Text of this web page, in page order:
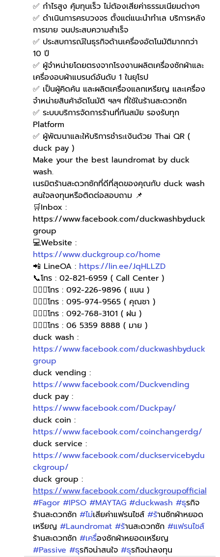
✅ กำไรสูง คุ้มทุนเร็ว ไม่ต้องเสียค่าธรรมเนียมต่างๆ
✅ ดำเนินการครบวงจร ตั้งแต่แนะนำทำเล บริการหลัง
การขาย จนประสบความสำเร็จ
✅ ประสบการณ์ในธุรกิจด้านเครื่องอัตโนมัติมากกว่า
10 ปี
✅ ผู้จำหน่ายโดยตรงจากโรงงานผลิตเครื่องซักผ้าและ
เครื่องอบผ้าแบรนด์อันดับ 1 ในยุโรป
✅ เป็นผู้คิดค้น และผลิตเครื่องแลกเหรียญ และเครื่อง
จำหน่ายสินค้าอัตโนมัติ ฯลฯ ที่ใช้ในร้านสะดวกซัก
✅ ระบบบริการจัดการร้านที่ทันสมัย รองรับทุก
Platform
✅ ผู้พัฒนาและให้บริการชำระเงินด้วย Thai QR (
duck pay )
Make your the best laundromat by duck
wash.
เนรมิตร้านสะดวกซักที่ดีที่สุดของคุณกับ duck wash
สนใจลงทุนหรือติดต่อสอบถาม 📌
🛒Inbox :
https://www.facebook.com/duckwashbyduck
group
💻Website :
https://www.duckgroup.co/home
📲 LineOA : https://lin.ee/JqHLLZD
📞โทร : 02-821-6959 ( Call Center )
🙋🏻‍♀️โทร : 092-226-9896 ( แนน )
🙋🏻‍♀โทร : 095-974-9565 ( คุณชา )
🙋🏻‍♀โทร : 092-768-3101 ( ฝน )
🙋🏻‍♀️โทร : 06 5359 8888 ( มาย )
duck wash :
https://www.facebook.com/duckwashbyduck
group
duck vending :
https://www.facebook.com/Duckvending
duck pay :
https://www.facebook.com/Duckpay/
duck coin :
https://www.facebook.com/coinchangerdg/
duck service :
https://www.facebook.com/duckservicebydu
ckgroup/
duck group :
https://www.facebook.com/duckgroupofficial
#Fagor #IPSO #MAYTAG #duckwash #ธุรกิจ
ร้านสะดวกซัก #ไม่เสียค่าแฟรนไชส์ #ร้านซักผ้าหยอด
เหรียญ #Laundromat #ร้านสะดวกซัก #แฟรนไชส์
ร้านสะดวกซัก #เครื่องซักผ้าหยอดเหรียญ
#Passive #ธุรกิจน่าสนใจ #ธุรกิจน่าลงทุน